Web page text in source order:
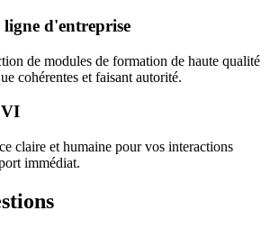
ligne d'entreprise
de modules de formation de haute qualité
cohérentes et faisant autorité.
claire et humaine pour vos interactions
immédiat.